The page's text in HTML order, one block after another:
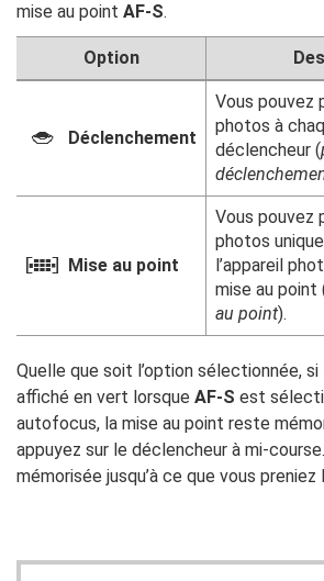
mise au point AF-S.
Option
G Déclenchement
Vous pouvez
photos à
déclencheur (
F Mise au point
Vous pouvez
photos
l’appareil
mise au point
au point).
Quelle que soit l’option sélectionnée,
affiché en vert lorsque AF-S est
autofocus, la mise au point reste
appuyez sur le déclencheur à mi-
mémorisée jusqu’à ce que vous preniez